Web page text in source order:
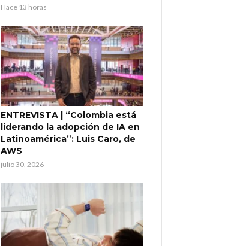
Hace 13 horas
ENTREVISTA | “Colombia está
liderando la adopción de IA en
Latinoamérica”: Luis Caro, de
AWS
julio 30, 2026